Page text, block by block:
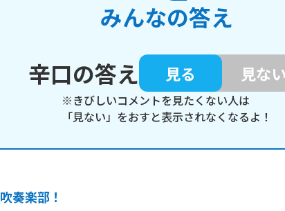
みんなの答え
辛口の答え
見る 見ない
※きびしいコメントを見たくない人は
「見ない」をおすと表示されなくなるよ！
吹奏楽部！